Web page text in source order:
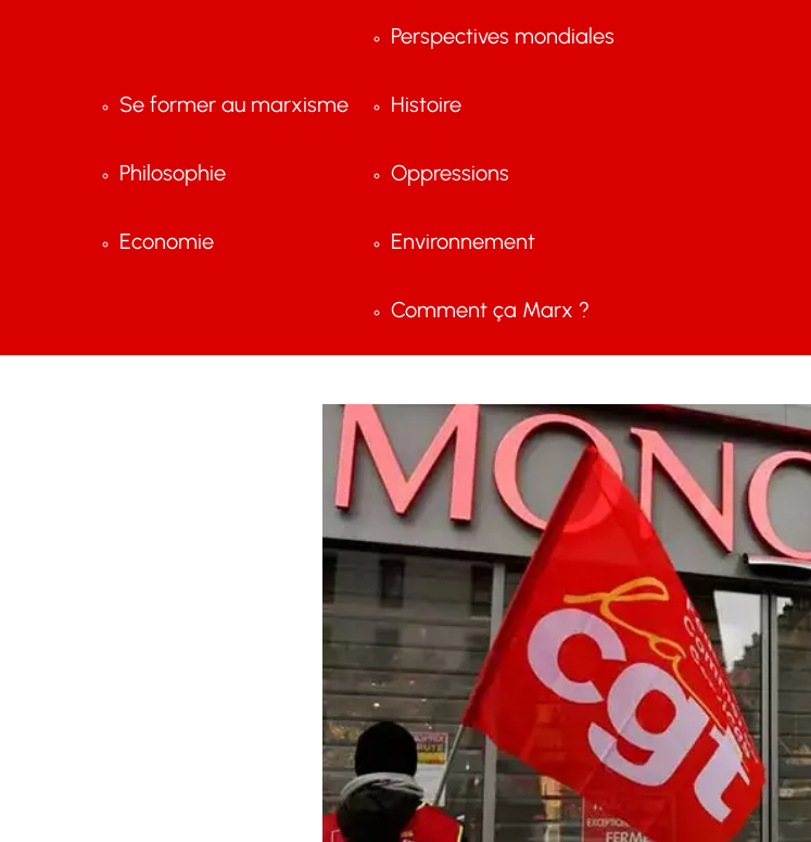
Perspectives mondiales
Se former au marxisme
Philosophie
Economie
Histoire
Oppressions
Environnement
Comment ça Marx ?